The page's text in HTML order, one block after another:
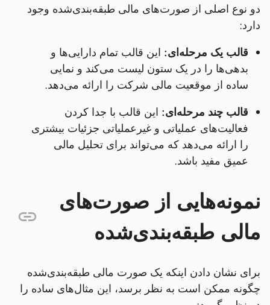
دو نوع اصلی از صورت‌های مالی طبقه‌بندی‌شده وجود
دارد:
قالب یک مرحله‌ای: این قالب تمام دارایی‌ها و
بدهی‌ها را در یک ستون لیست می‌کند و نمایی
ساده از موقعیت مالی شرکت را ارائه می‌دهد.
قالب چند مرحله‌ای: این قالب با جدا کردن
فعالیت‌های عملیاتی و غیرعملیاتی جزئیات بیشتری
را ارائه می‌دهد که می‌تواند برای تحلیل مالی
عمیق مفید باشد.
نمونه‌هایی از صورت‌های
مالی طبقه‌بندی‌شده
برای نشان دادن اینکه یک صورت مالی طبقه‌بندی‌شده
چگونه ممکن است به نظر برسد، این مثال‌های ساده را